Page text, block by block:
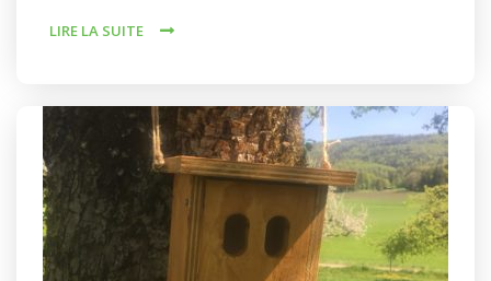
LIRE LA SUITE